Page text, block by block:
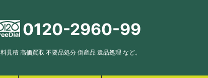
0120-2960-99
積 高価買取 不要品処分 倒産品 遺品処理 など。